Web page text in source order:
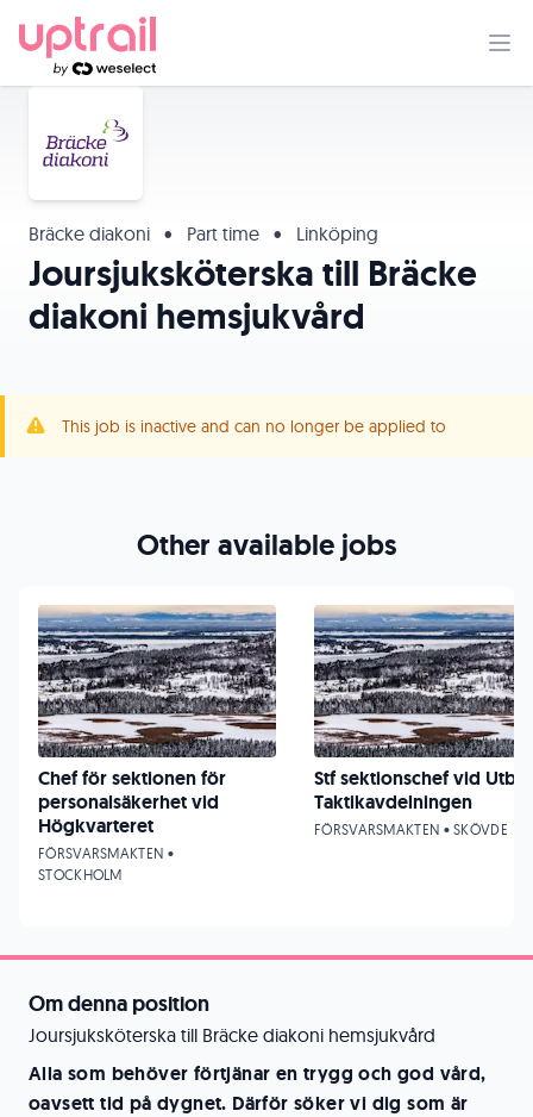
Bräcke diakoni • Part time • Linköping
Joursjuksköterska till Bräcke
diakoni hemsjukvård
This job is inactive and can no longer be applied to
Om denna position
Joursjuksköterska till Bräcke diakoni hemsjukvård
Alla som behöver förtjänar en trygg och god vård,
oavsett tid på dygnet. Därför söker vi dig som är
Other available jobs
Chef för sektionen för
personalsäkerhet vid
Högkvarteret
FÖRSVARSMAKTEN •
STOCKHOLM
Stf sektionschef vid UtbE
Taktikavdelningen
FÖRSVARSMAKTEN • SKÖVDE